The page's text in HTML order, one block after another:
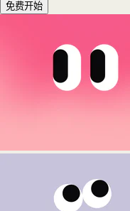
免费开始